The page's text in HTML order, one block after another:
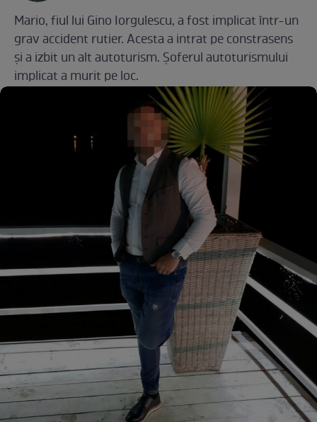
Mario, fiul lui Gino Iorgulescu, a fost implicat într-un
grav accident rutier. Acesta a intrat pe constrasens
şi a izbit un alt autoturism. Şoferul autoturismului
implicat a murit pe loc.